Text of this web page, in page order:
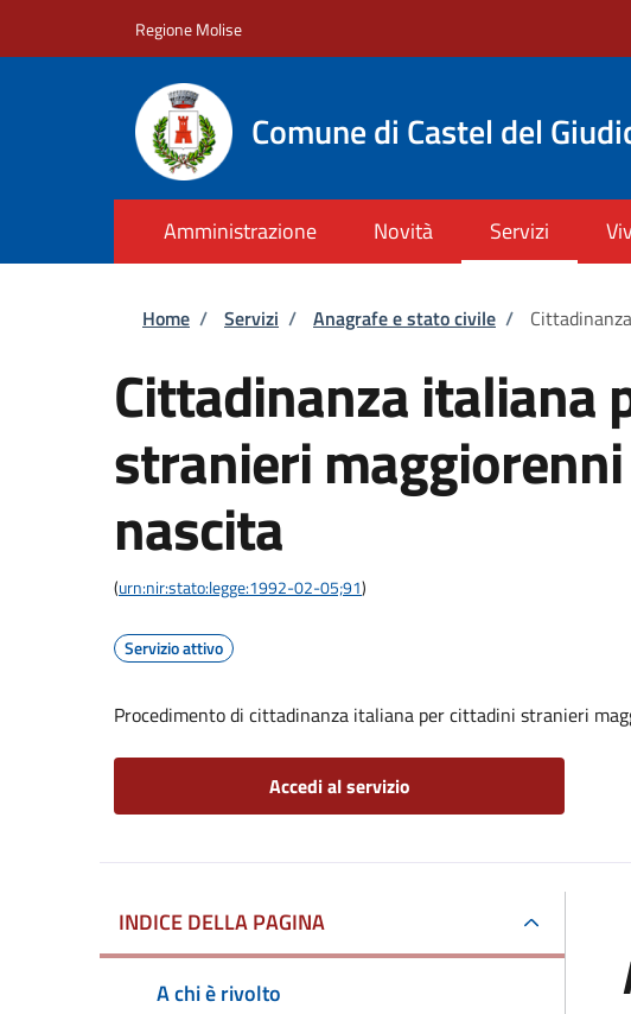
Regione Molise
Comune di Castel del
Amministrazione Novità Servizi
Briciole di pane
Home / Servizi / Anagrafe e stato civile /
Cittadinanza italiana
stranieri
nascita
(urn:nir:stato:legge:1992-02-05;91)
Servizio attivo
Procedimento di cittadinanza italiana per cittadini stranieri
Accedi al servizio
INDICE DELLA PAGINA
A chi è rivolto